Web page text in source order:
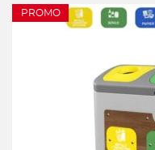
PROMO